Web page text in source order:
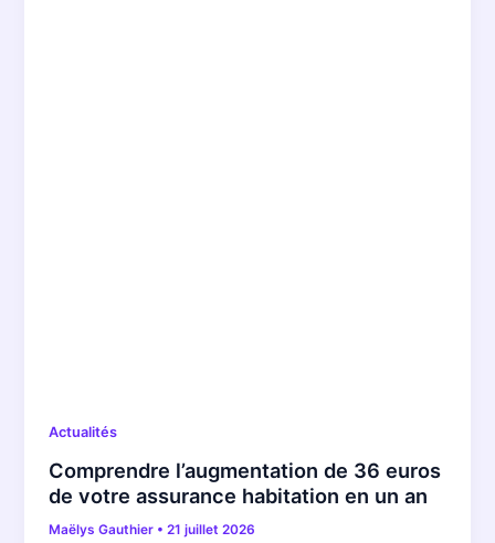
Actualités
Comprendre l’augmentation de 36 euros
de votre assurance habitation en un an
Maëlys Gauthier •21 juillet 2026